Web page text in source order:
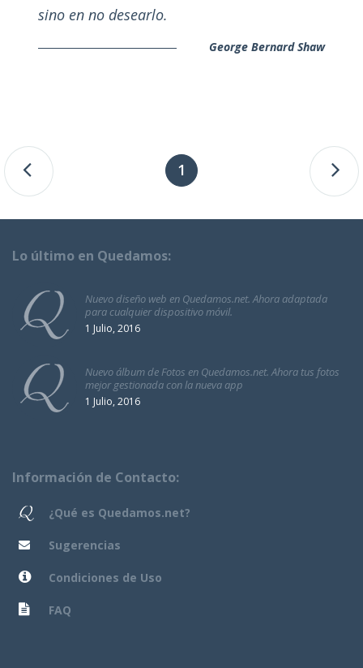
sino en no desearlo.
George Bernard Shaw
1
Lo último en Quedamos:
Nuevo diseño web en Quedamos.net. Ahora adaptada
para cualquier dispositivo móvil.
1 Julio, 2016
Nuevo álbum de Fotos en Quedamos.net. Ahora tus fotos
mejor gestionada con la nueva app
1 Julio, 2016
Información de Contacto:
¿Qué es Quedamos.net?
Sugerencias
Condiciones de Uso
FAQ